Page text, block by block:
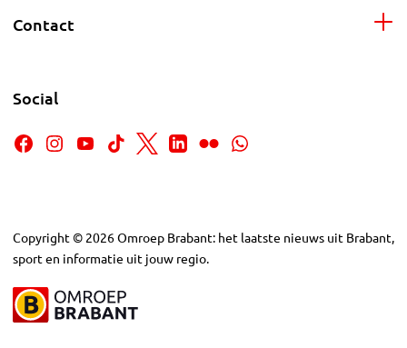
Contact
Social
Copyright © 2026Omroep Brabant: het laatste nieuws uit Brabant,
sport en informatie uit jouw regio.